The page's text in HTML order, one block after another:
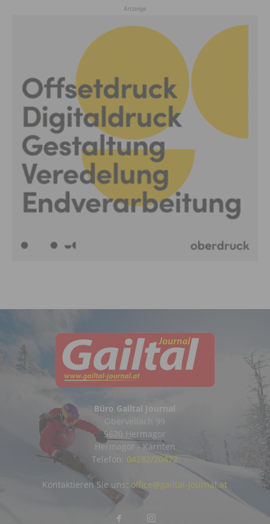
Anzeige
Büro Gailtal Journal
Obervellach 99
9620 Hermagor
Hermagor - Kärnten
Telefon: 04282/20472
Kontaktieren Sie uns: office@gailtal-journal.at